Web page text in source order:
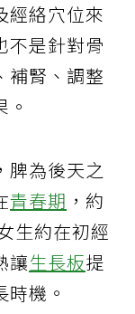
經絡穴位來
不是針對骨
補腎、調整
脾為後天之
青春期 ，約
生約在初經
讓生長板提
機。